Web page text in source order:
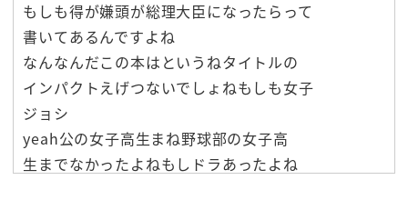
もしも得が嫌頭が総理大臣になったらって
書いてあるんですよね
なんなんだこの本はというねタイトルの
インパクトえげつないでしょねもしも女子
ジョシ
yeah公の女子高生まね野球部の女子高
生までなかったよねもしドラあったよね